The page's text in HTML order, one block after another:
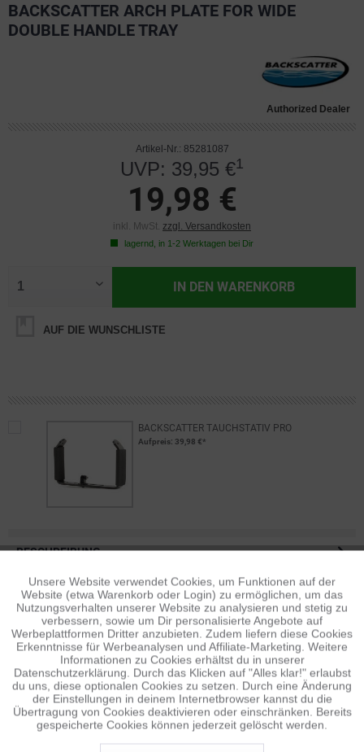
BACKSCATTER ARCH PLATE FOR WIDE
DOUBLE HANDLE TRAY
Authorized Dealer
Artikel-Nr.: 85281087
UVP: 39,95 €1
19,98 €
inkl. MwSt. zzgl. Versandkosten
lagernd, in 1-2 Werktagen bei Dir
IN DEN WARENKORB
AUF DIE WUNSCHLISTE
BACKSCATTER TAUCHSTATIV PRO
Aufpreis: 39,98 €*
BESCHREIBUNG
Backscatter-Kameratray mit... mehr
BEWERTUNGEN
0
Bewertungen lesen, schreiben und diskutieren...mehr
ÄHNLICHE ARTIKEL
Diese Artikel sind dem Produkt ähnlich ...mehr
Funktionale Aktiv
Tracking Inaktiv
Personalisierung Inaktiv
Service Inaktiv
Unsere Website verwendet Cookies, um Funktionen auf der
Website (etwa Warenkorb oder Login) zu ermöglichen, um das
Nutzungsverhalten unserer Website zu analysieren und stetig zu
verbessern, sowie um Dir personalisierte Angebote auf
Werbeplattformen Dritter anzubieten. Zudem liefern diese Cookies
Erkenntnisse für Werbeanalysen und Affiliate-Marketing. Weitere
Informationen zu Cookies erhältst du in unserer
Datenschutzerklärung. Durch das Klicken auf "Alles klar!" erlaubst
du uns, diese optionalen Cookies zu setzen. Durch eine Änderung
der Einstellungen in deinem Internetbrowser kannst du die
Übertragung von Cookies deaktivieren oder einschränken. Bereits
gespeicherte Cookies können jederzeit gelöscht werden.